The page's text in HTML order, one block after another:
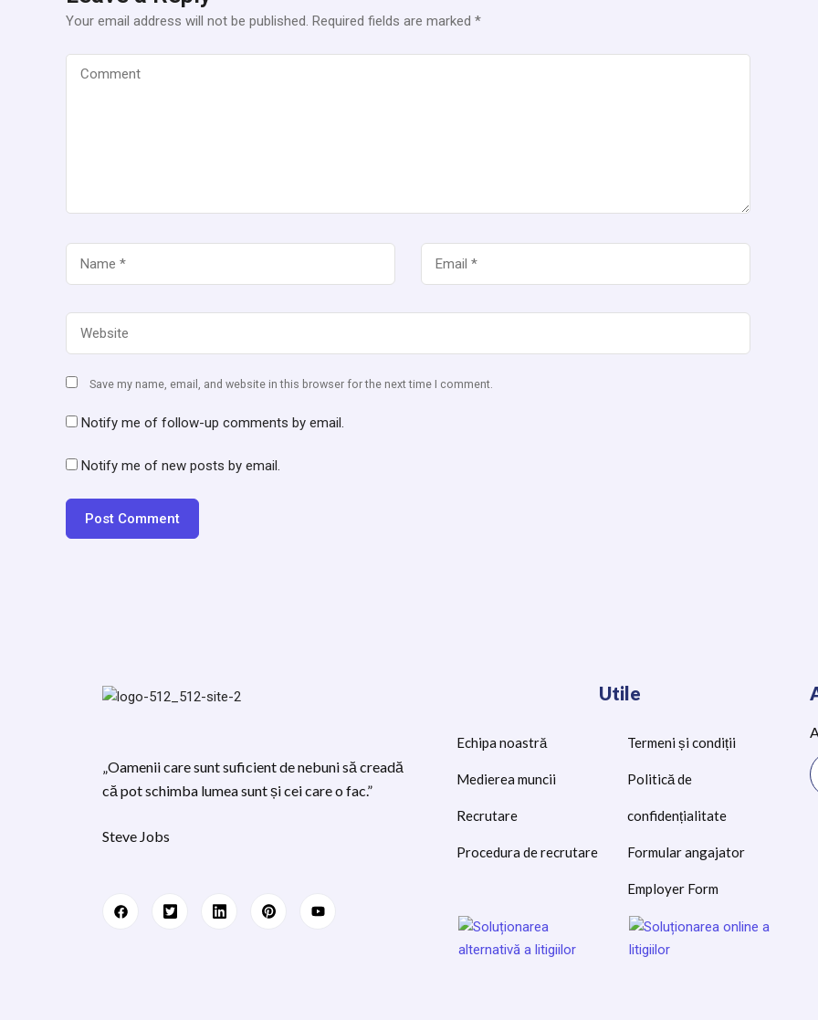
Your email address will not be published. Required fields are marked *
Save my name, email, and website in this browser for the next time I comment.
Notify me of follow-up comments by email.
Notify me of new posts by email.
„Oamenii care sunt suficient de nebuni să creadă
că pot schimba lumea sunt și cei care o fac.”
Steve Jobs
Utile
Echipa noastră
Medierea muncii
Recrutare
Procedura de recrutare
Termeni și condiții
Politică de
confidențialitate
Formular angajator
Employer Form